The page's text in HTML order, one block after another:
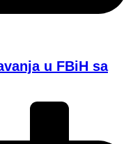
u FBiH sa